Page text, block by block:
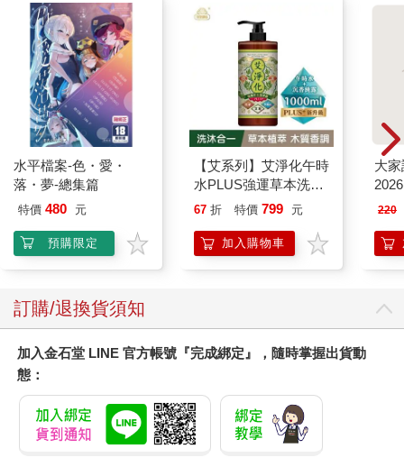
其實有很多方法可以讓我們的身體自行消滅癌細胞，首先就是提
高體溫，讓高溫殺死癌細胞。體溫只要到達39.3℃以上，癌細胞
就會通通死光。
在19世紀的德國，出現了世界第一起癌症自然痊癒的案例，那是
一位因肺癌而發高燒的病人。只是39℃以上的高溫對身體傷害太
大，如果只是將35℃的癌症培養溫度提高到36.5℃.以上，那就容
易多了。因此，體溫過低的人最好馬上開始食用乾薑來提高體溫
吧！那是最立即、也最有效的預防方法。
另外，我們體內還有一種自然殺手細胞（N K細胞），是白血球的
一種，也是保護人體免於癌細胞侵害的第一道防線，它可以不經
抗原抗體反應，直接辨識並清除癌細胞。乾薑能活化全體的免疫
（摘文3）
‧聰明選薑法……先確認表皮有沒有受傷，選擇有光澤及彈性的新
鮮根莖。具體來說，就是表皮沒有傷口，根莖整體厚實、略硬又
結實為最佳。如果根莖切口萎縮變色，就表示已經出土數日，雖
然仍可食用，但盡量不要選擇。接下來這個和乾薑比較沒有關
係，就是在選擇葉生薑及嫩薑時，要選擇根部帶著漂亮紅色，並
且與白色部分對比鮮明的根莖為佳，當然整體是否水嫩緊實，外
皮是否乾淨無傷也是檢查重點，盡量挑量白色部分多的根莖。
‧薑的保存方法……生薑如果直接放進冰箱，就會從切口那裡開始
水平檔案-色・愛・
落・夢-總集篇
特價 480 元
預購限定
【艾系列】艾淨化午時
水PLUS強運草本洗沐
潔淨露1000ml （沉香
月桂/海鹽/黑曜石/零矽
靈/無雌激素/無塑化
67 折 特價 799 元
加入購物車
大
220
訂購/退換貨須知
加入金石堂 LINE 官方帳號『完成綁定』，隨時掌握出貨動
態：